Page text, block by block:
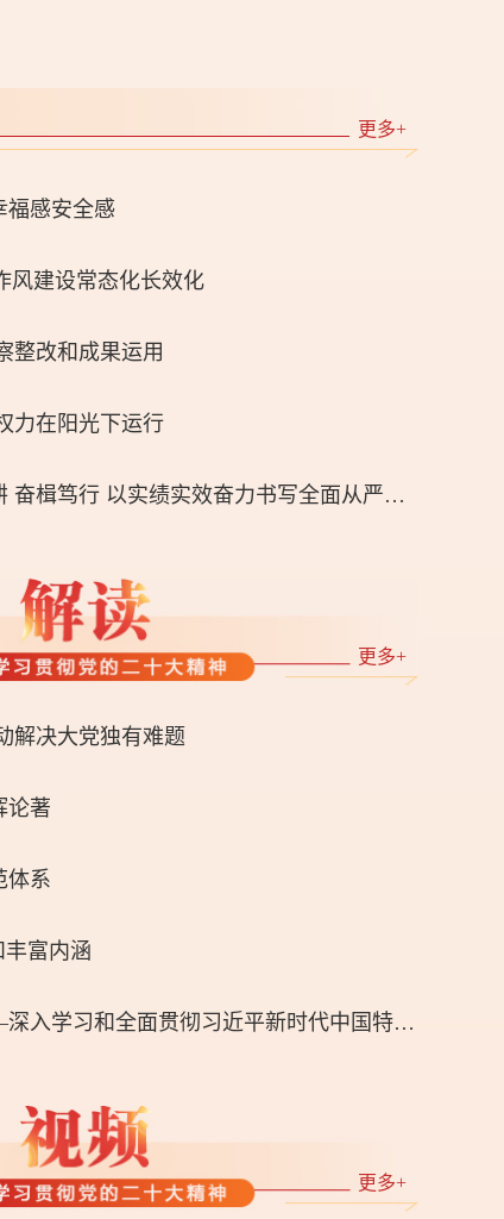
更多+
福感安全感
风建设常态化长效化
整改和成果运用
力在阳光下运行
大鹏新区纪工委：砥砺深耕 奋楫笃行 以实绩实效奋力书写全面从严治党新答卷
更多+
解决大党独有难题
论著
体系
丰富内涵
不断攀登新的思想高峰——深入学习和全面贯彻习近平新时代中国特色社会主义思想述评
更多+